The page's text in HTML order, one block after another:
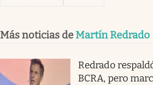
Más noticias de Martín Redrado
Redrado
BCRA, pero